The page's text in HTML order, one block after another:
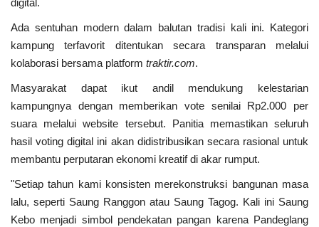
digital.
Ada sentuhan modern dalam balutan tradisi kali ini. Kategori
kampung terfavorit ditentukan secara transparan melalui
kolaborasi bersama platform traktir.com.
Masyarakat dapat ikut andil mendukung kelestarian
kampungnya dengan memberikan vote senilai Rp2.000 per
suara melalui website tersebut. Panitia memastikan seluruh
hasil voting digital ini akan didistribusikan secara rasional untuk
membantu perputaran ekonomi kreatif di akar rumput.
"Setiap tahun kami konsisten merekonstruksi bangunan masa
lalu, seperti Saung Ranggon atau Saung Tagog. Kali ini Saung
Kebo menjadi simbol pendekatan pangan karena Pandeglang